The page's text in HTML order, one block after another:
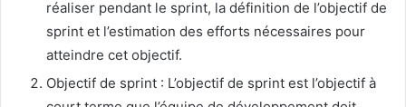
réaliser pendant le sprint, la définition de l’objectif de
sprint et l’estimation des efforts nécessaires pour
atteindre cet objectif.
Objectif de sprint : L’objectif de sprint est l’objectif à